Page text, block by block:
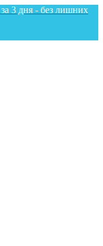
3 дня - без лишних